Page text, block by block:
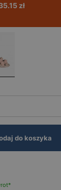
zł
do koszyka